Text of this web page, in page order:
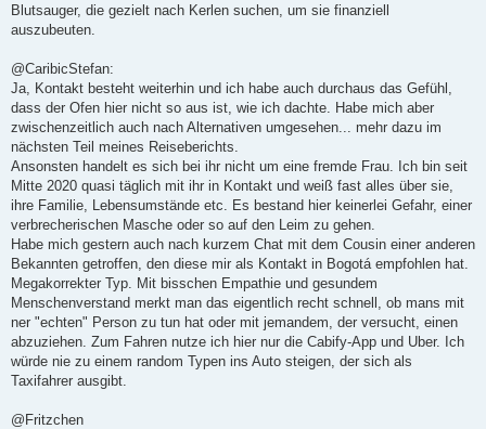
Blutsauger, die gezielt nach Kerlen suchen, um sie finanziell
auszubeuten.
@CaribicStefan:
Ja, Kontakt besteht weiterhin und ich habe auch durchaus das Gefühl,
dass der Ofen hier nicht so aus ist, wie ich dachte. Habe mich aber
zwischenzeitlich auch nach Alternativen umgesehen... mehr dazu im
nächsten Teil meines Reiseberichts.
Ansonsten handelt es sich bei ihr nicht um eine fremde Frau. Ich bin seit
Mitte 2020 quasi täglich mit ihr in Kontakt und weiß fast alles über sie,
ihre Familie, Lebensumstände etc. Es bestand hier keinerlei Gefahr, einer
verbrecherischen Masche oder so auf den Leim zu gehen.
Habe mich gestern auch nach kurzem Chat mit dem Cousin einer anderen
Bekannten getroffen, den diese mir als Kontakt in Bogotá empfohlen hat.
Megakorrekter Typ. Mit bisschen Empathie und gesundem
Menschenverstand merkt man das eigentlich recht schnell, ob mans mit
ner "echten" Person zu tun hat oder mit jemandem, der versucht, einen
abzuziehen. Zum Fahren nutze ich hier nur die Cabify-App und Uber. Ich
würde nie zu einem random Typen ins Auto steigen, der sich als
Taxifahrer ausgibt.
@Fritzchen